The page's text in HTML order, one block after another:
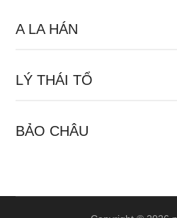
A LA HÁN
LÝ THÁI TỔ
BẢO CHÂU